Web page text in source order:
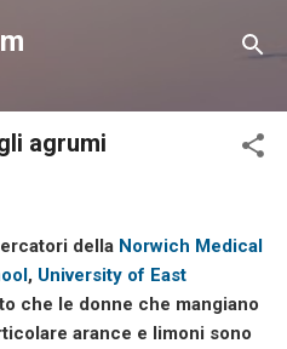
principali
agrumi
della Norwich Medical
, University of East
che le donne che mangiano
arance e limoni sono